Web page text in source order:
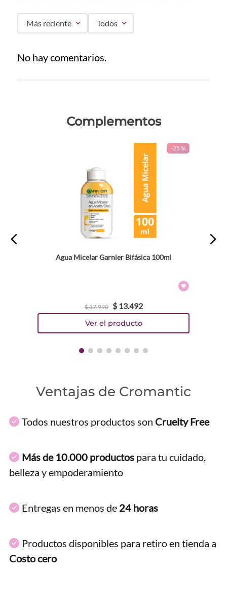
Más reciente Todos
No hay comentarios.
Complementos
-25 %
Agua Micelar Garnier Bifásica 100ml
$17.990 $ 13.492
Ventajas de Cromantic
Todos nuestros productos son Cruelty Free
Más de 10.000 productos para tu cuidado,
belleza y empoderamiento
Entregas en menos de 24 horas
Productos disponibles para retiro en tienda a
Costo cero